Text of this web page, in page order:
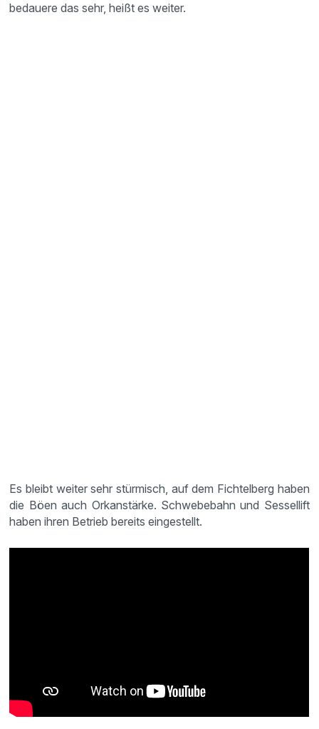
bedauere das sehr, heißt es weiter.
Es bleibt weiter sehr stürmisch, auf dem Fichtelberg haben
die Böen auch Orkanstärke. Schwebebahn und Sessellift
haben ihren Betrieb bereits eingestellt.